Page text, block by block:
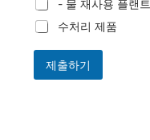
- 물 재사용 플랜트
수처리 제품
제출하기